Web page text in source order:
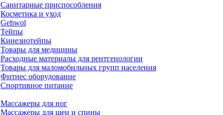
Санитарные приспособления
Косметика и уход
Gehwol
Тейпы
Кинезиотейпы
Товары для медицины
Расходные материалы для рентгенологии
Товары для маломобильных групп населения
Фитнес оборудование
Спортивное питание
Массажеры для ног
Массажеры для шеи и спины